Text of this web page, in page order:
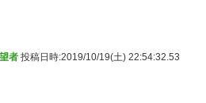
者 投稿日時:2019/10/19(土) 22:54:32.53